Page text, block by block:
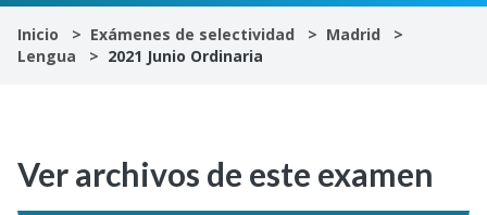
E.S.O
2º
Bachillerato
Inicio Exámenes de selectividad
Madrid
Lengua
2021 Junio Ordinaria
Ver archivos de este examen